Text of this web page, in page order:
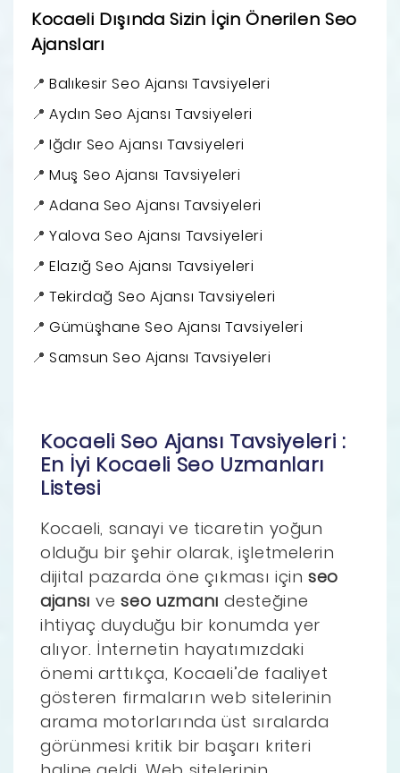
Kocaeli Dışında Sizin İçin Önerilen Seo
Ajansları
Balıkesir Seo Ajansı Tavsiyeleri
Aydın Seo Ajansı Tavsiyeleri
Iğdır Seo Ajansı Tavsiyeleri
Muş Seo Ajansı Tavsiyeleri
Adana Seo Ajansı Tavsiyeleri
Yalova Seo Ajansı Tavsiyeleri
Elazığ Seo Ajansı Tavsiyeleri
Tekirdağ Seo Ajansı Tavsiyeleri
Gümüşhane Seo Ajansı Tavsiyeleri
Samsun Seo Ajansı Tavsiyeleri
Kocaeli Seo Ajansı Tavsiyeleri :
En İyi Kocaeli Seo Uzmanları
Listesi
Kocaeli, sanayi ve ticaretin yoğun
olduğu bir şehir olarak, işletmelerin
dijital pazarda öne çıkması içinseo
ajansı veseo uzmanı desteğine
ihtiyaç duyduğu bir konumda yer
alıyor. İnternetin hayatımızdaki
önemi arttıkça, Kocaeli’de faaliyet
gösteren firmaların web sitelerinin
arama motorlarında üst sıralarda
görünmesi kritik bir başarı kriteri